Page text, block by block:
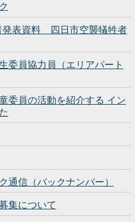
表資料 四日市空襲犠牲者
員協力員（エリアパート
委員の活動を紹介する イン
通信（バックナンバー）
集について